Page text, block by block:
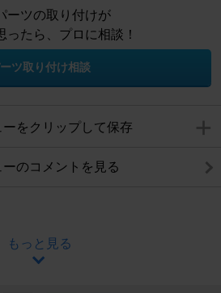
ーツの取り付けが
ったら、プロに相談！
ツ取り付け相談
をクリップして保存
のコメントを見る
もっと見る